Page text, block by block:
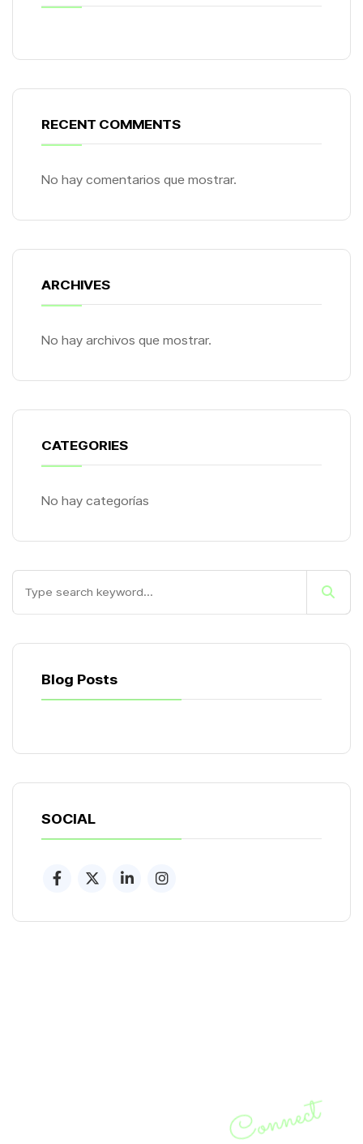
RECENT COMMENTS
No hay comentarios que mostrar.
ARCHIVES
No hay archivos que mostrar.
CATEGORIES
No hay categorías
Blog Posts
SOCIAL
CONVERSEMOS
Connect